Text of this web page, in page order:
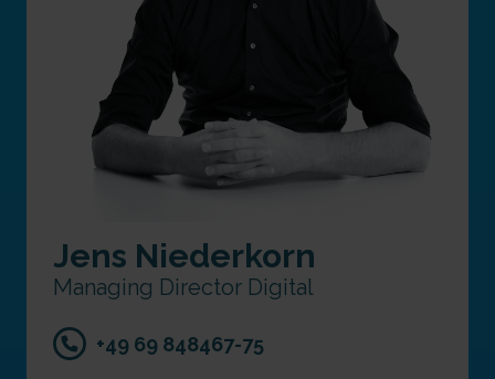
Jens Niederkorn
Managing Director Digital
+49 69 848467-75